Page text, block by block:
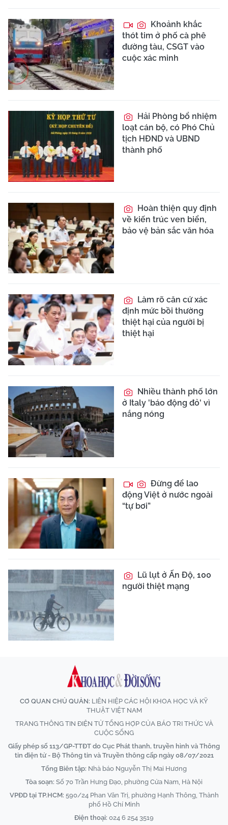
Khoảnh khắc
thót tim ở phố cà phê
đường tàu, CSGT vào
cuộc xác minh
Hải Phòng bổ nhiệm
loạt cán bộ, có Phó Chủ
tịch HĐND và UBND
thành phố
Hoàn thiện quy định
về kiến trúc ven biển,
bảo vệ bản sắc văn hóa
Làm rõ căn cứ xác
định mức bồi thường
thiệt hại của người bị
thiệt hại
Nhiều thành phố lớn
ở Italy 'báo động đỏ' vì
nắng nóng
Đừng để lao
động Việt ở nước ngoài
“tự bơi”
Lũ lụt ở Ấn Độ, 100
người thiệt mạng
CƠ QUAN CHỦ QUẢN: LIÊN HIỆP CÁC HỘI KHOA HỌC VÀ KỸ
THUẬT VIỆT NAM
TRANG THÔNG TIN ĐIỆN TỬ TỔNG HỢP CỦA BÁO TRI THỨC VÀ
CUỘC SỐNG
Giấy phép số 113/GP-TTĐT do Cục Phát thanh, truyền hình và Thông
tin điện tử - Bộ Thông tin và Truyền thông cấp ngày 08/07/2021
Tổng Biên tập: Nhà báo Nguyễn Thị Mai Hương
Tòa soạn: Số 70 Trần Hưng Đạo, phường Cửa Nam, Hà Nội
VPĐD tại TP.HCM: 590/24 Phan Văn Trị, phường Hạnh Thông, Thành
phố Hồ Chí Minh
Điện thoại: 024 6 254 3519